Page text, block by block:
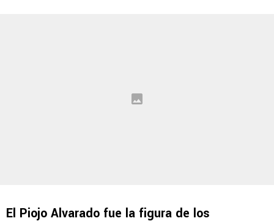
El Piojo Alvarado fue la figura de los